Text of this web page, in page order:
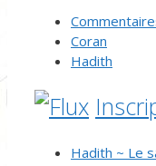
Coran
Hadith
Hadith ~ Le